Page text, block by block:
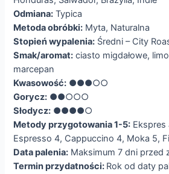
Odmiana: Typica
Metoda obróbki: Myta, Naturalna
Stopień wypalenia: Średni – City
Smak/aromat: ciasto migdałowe,
marcepan
Kwasowość: ●●●○○
Gorycz: ●●○○○
Słodycz: ●●●●○
Metody przygotowania 1-5:
Espresso 4, Cappuccino 4, Moka 5,
Data palenia: Maksimum 7 dni przed
Termin przydatności: Rok od daty